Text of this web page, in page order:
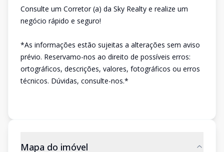
Consulte um Corretor (a) da Sky Realty e realize um
negócio rápido e seguro!
*As informações estão sujeitas a alterações sem aviso
prévio. Reservamo-nos ao direito de possíveis erros:
ortográficos, descrições, valores, fotográficos ou erros
técnicos. Dúvidas, consulte-nos.*
Mapa do imóvel